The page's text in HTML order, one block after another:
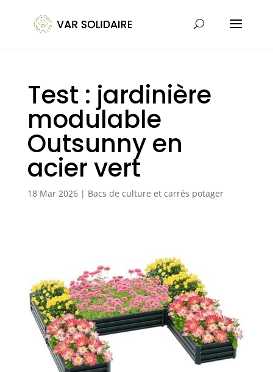
Test : jardinière
modulable
Outsunny en
acier vert
18 Mar 2026| Bacs de culture et carrés potager